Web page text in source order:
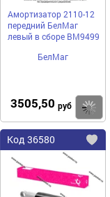
Купить
Амортизатор 2110-12
передний БелМаг
левый в сборе BM9499
БелМаг
3505,50 руб
Добавить
Код 36580